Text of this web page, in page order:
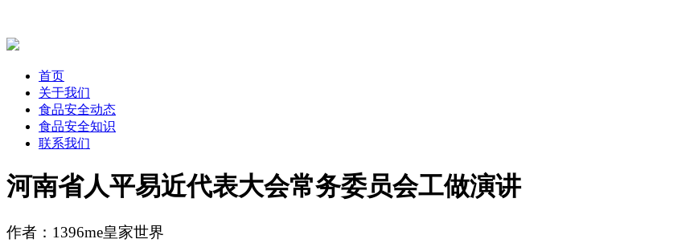
首页
关于我们
食品安全动态
食品安全知识
联系我们
河南省人平易近代表大会常务委员会工做演讲
作者：1396me皇家世界